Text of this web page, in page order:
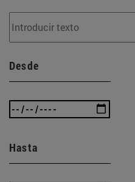
Desde
Hasta